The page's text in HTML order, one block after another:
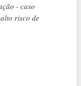
- caso
risco de